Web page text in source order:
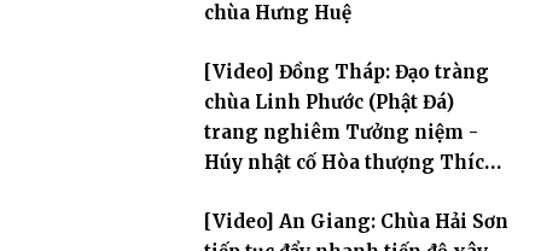
chùa Hưng Huệ
[Video] Đồng Tháp: Đạo tràng
chùa Linh Phước (Phật Đá)
trang nghiêm Tưởng niệm -
Húy nhật cố Hòa thượng Thích
[Video] An Giang: Chùa Hải Sơn